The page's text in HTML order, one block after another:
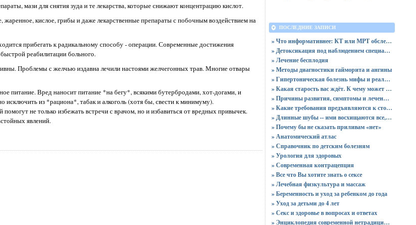
мази для снятия зуда и те лекарства, которые снижают концентрацию кислот.
кислое, грибы и даже лекарственные препараты с побочным воздействием на
прибегать к радикальному способу - операции. Современные достижения
реабилитации больного.
Проблемы с желчью издавна лечили настоями желчегонных трав. Многие отвары
питание. Вред наносит питание *на бегу*, всякими бутербродами, хот-догами, и
из *рациона*, табак и алкоголь (хотя бы, свести к минимуму).
не только избежать встречи с врачом, но и избавиться от вредных привычек.
явлений.
ПОСЛЕДНИЕ ЗАПИСИ
» Что информативнее: КТ или МРТ обследование легких
» Детоксикация под наблюдением специалистов
» Лечение бесплодия
» Методы диагностики гайморита и ангины
» Гипертоническая болезнь мифы и реальность
» Какая старость вас ждёт. К чему может привести жестокое обращение с ребёнком
» Причины развития, симптомы и лечение хронического пиелонефрита
» Какие требования предъявляются к стоматологическому оборудованию?
» Длинные шубы -- ими восхищаются все, но идут они не всем
» Почему бы не сказать приливам «нет»
» Анатомический атлас
» Справочник по детским болезням
» Урология для здоровых
» Современная контрацепция
» Все что Вы хотите знать о сексе
» Лечебная физкультура и массаж
» Беременность и уход за ребенком до года
» Уход за детьми до 4 лет
» Секс и здоровье в вопросах и ответах
» Энциклопедия современной нетрадиционной медицины